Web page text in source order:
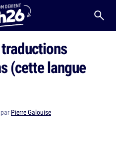
(cette langue
Pierre Galouise